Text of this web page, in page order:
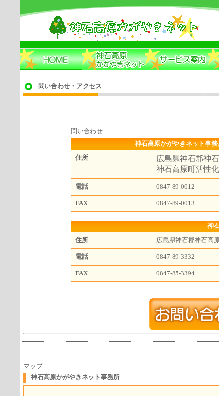
問い合わせ・アクセス
問い合わせ
神石高原かがやきネット事
住所
広島県神石郡神
神石高原町活性
電話 0847-89-0012
FAX 0847-89-0013
神
住所
広島県神石郡神石高
電話 0847-89-3332
FAX 0847-85-3394
マップ
神石高原かがやきネット事務所